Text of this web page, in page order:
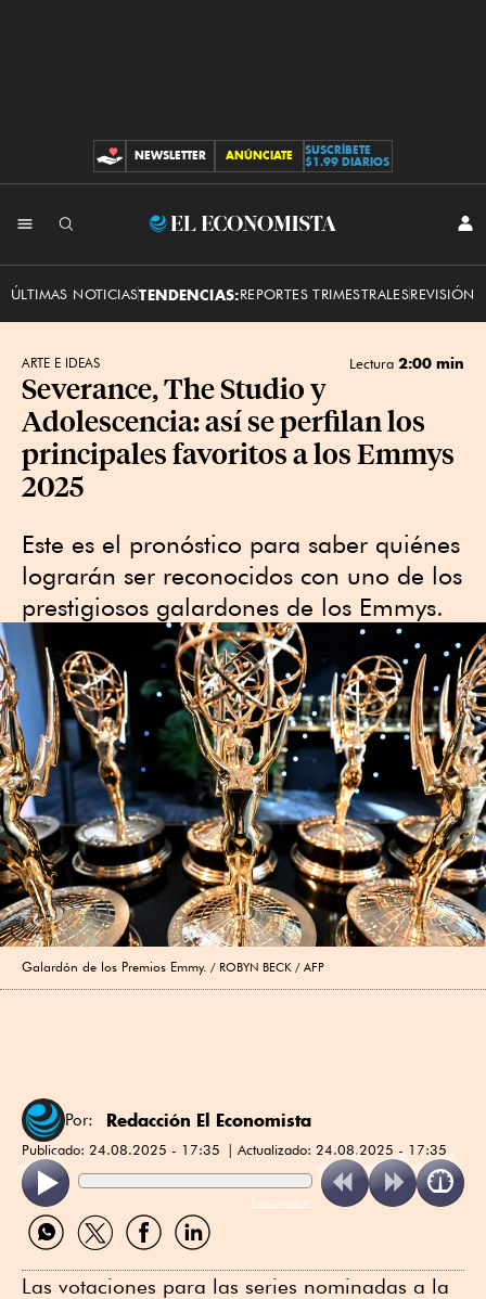
CONTRIBUCIONES
NEWSLETTER ANÚNCIATE
SUSCRÍBETE
$1.99 DIARIOS
El
ÚLTIMAS NOTICIASTENDENCIAS:REPORTES TRIMESTRALESREVISIÓN
ARTE E IDEAS Lectura 2:00 min
Severance, The Studio y
Adolescencia: así se perfilan los
principales favoritos a los Emmys
2025
Este es el pronóstico para saber quiénes
lograrán ser reconocidos con uno de los
prestigiosos galardones de los Emmys.
Galardón de los Premios Emmy. ROBYN BECK / AFP
Por: Redacción El Economista
Publicado: 24.08.2025 - 17:35 Actualizado: 24.08.2025 - 17:35
ReadSpeaker
Compartir
por
Compartir
por
Compartir
por
Compartir
por
Las votaciones para las series nominadas a la